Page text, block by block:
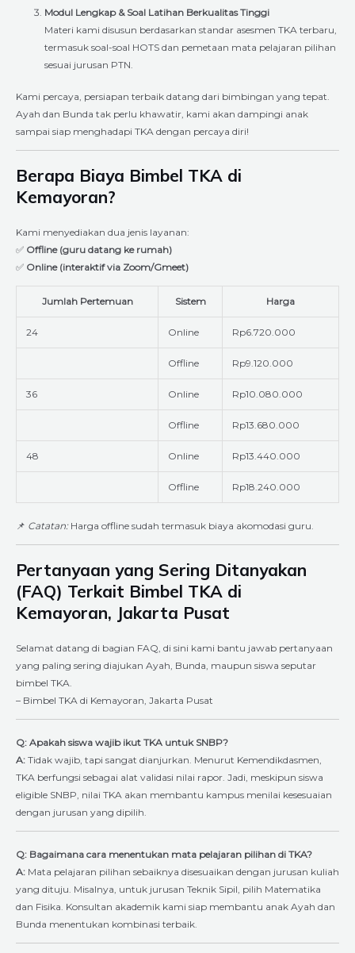
Modul Lengkap & Soal Latihan Berkualitas Tinggi
Materi kami disusun berdasarkan standar asesmen TKA terbaru,
termasuk soal-soal HOTS dan pemetaan mata pelajaran pilihan
sesuai jurusan PTN.
Kami percaya, persiapan terbaik datang dari bimbingan yang tepat.
Ayah dan Bunda tak perlu khawatir, kami akan dampingi anak
sampai siap menghadapi TKA dengan percaya diri!
Berapa Biaya Bimbel TKA di
Kemayoran?
Kami menyediakan dua jenis layanan:
✅ Offline (guru datang ke rumah)
✅ Online (interaktif via Zoom/Gmeet)
Jumlah Pertemuan Sistem Harga
24 Online Rp6.720.000
Offline Rp9.120.000
36 Online Rp10.080.000
Offline Rp13.680.000
48 Online Rp13.440.000
Offline Rp18.240.000
📌 Catatan:Harga offline sudah termasuk biaya akomodasi guru.
Pertanyaan yang Sering Ditanyakan
(FAQ) Terkait Bimbel TKA di
Kemayoran, Jakarta Pusat
Selamat datang di bagian FAQ, di sini kami bantu jawab pertanyaan
yang paling sering diajukan Ayah, Bunda, maupun siswa seputar
bimbel TKA.
– Bimbel TKA di Kemayoran, Jakarta Pusat
Q: Apakah siswa wajib ikut TKA untuk SNBP?
A: Tidak wajib, tapi sangat dianjurkan. Menurut Kemendikdasmen,
TKA berfungsi sebagai alat validasi nilai rapor. Jadi, meskipun siswa
eligible SNBP, nilai TKA akan membantu kampus menilai kesesuaian
dengan jurusan yang dipilih.
Q: Bagaimana cara menentukan mata pelajaran pilihan di TKA?
A: Mata pelajaran pilihan sebaiknya disesuaikan dengan jurusan kuliah
yang dituju. Misalnya, untuk jurusan Teknik Sipil, pilih Matematika
dan Fisika. Konsultan akademik kami siap membantu anak Ayah dan
Bunda menentukan kombinasi terbaik.